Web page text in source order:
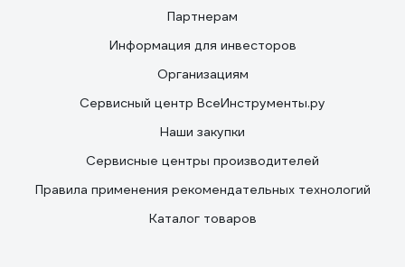
Партнерам
Информация для инвесторов
Организациям
Сервисный центр ВсеИнструменты.ру
Наши закупки
Сервисные центры производителей
Правила применения рекомендательных технологий
Каталог товаров